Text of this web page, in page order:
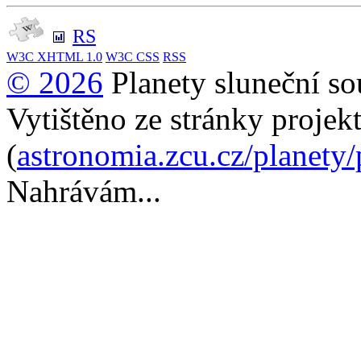
RS
W3C XHTML 1.0 W3C CSS RSS
© 2026 Planety sluneční
Vytištěno ze stránky
(astronomia.zcu.cz/
Nahrávám...